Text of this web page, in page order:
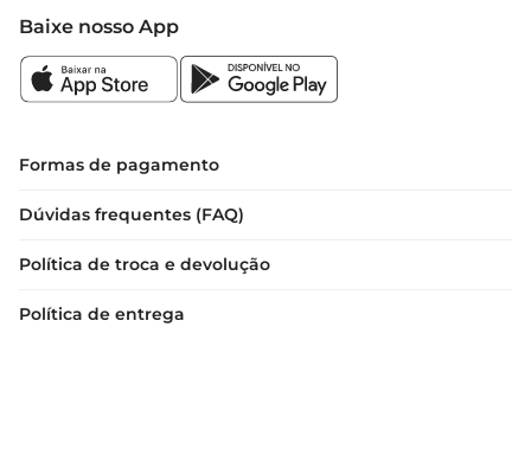
Baixe nosso App
Formas de pagamento
Dúvidas frequentes (FAQ)
Política de troca e devolução
Política de entrega